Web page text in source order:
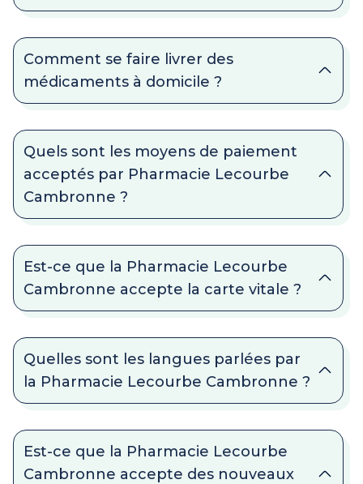
Comment se faire livrer des
médicaments à domicile ?
Quels sont les moyens de paiement
acceptés par Pharmacie Lecourbe
Cambronne ?
Est-ce que la Pharmacie Lecourbe
Cambronne accepte la carte vitale ?
Quelles sont les langues parlées par
la Pharmacie Lecourbe Cambronne ?
Est-ce que la Pharmacie Lecourbe
Cambronne accepte des nouveaux